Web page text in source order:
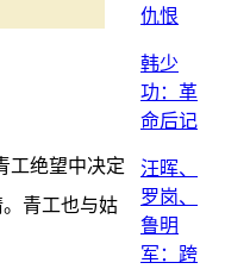
工绝望中决定
青工也与姑
仇恨
韩少
功：革
命后记
汪晖、
罗岗、
鲁明
军：跨